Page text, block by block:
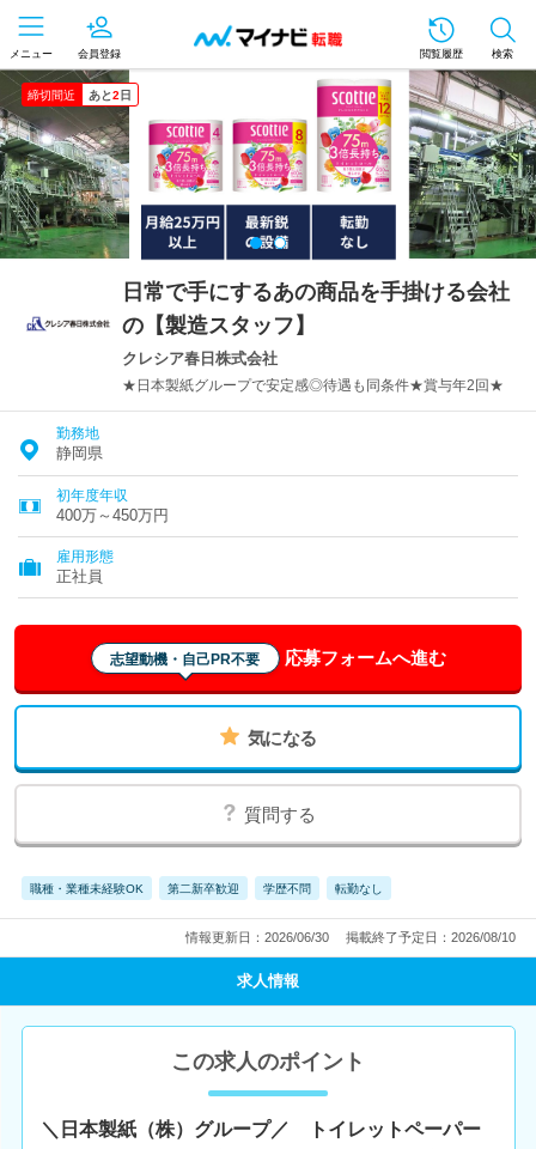
メニュー 会員登録 閲覧履歴 検索
締切間近 あと2 日
日常で手にするあの商品を手掛ける会社
の【製造スタッフ】
クレシア春日株式会社
★日本製紙グループで安定感◎待遇も同条件★賞与年2回★
勤務地
静岡県
初年度年収
400万～450万円
雇用形態
正社員
志望動機・自己PR不要 応募フォームへ進む
気になる
質問する
職種・業種未経験OK 第二新卒歓迎 学歴不問 転勤なし
情報更新日：2026/06/30 掲載終了予定日：2026/08/10
求人情報
この求人のポイント
＼日本製紙（株）グループ／ トイレットペーパー